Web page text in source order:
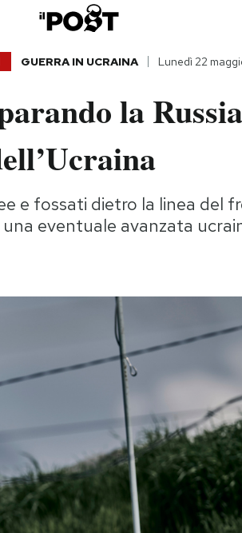
GUERRA IN UCRAINA Lunedì 22
la
e fossati dietro la linea del
eventuale avanzata